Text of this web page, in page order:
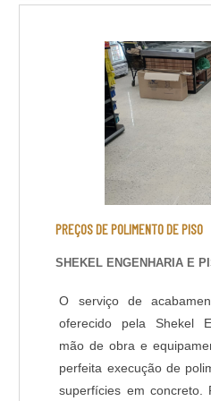
ambientes possa ser
PREÇOS DE POLIMENTO DE PISO
SHEKEL ENGENHARIA E
O serviço de
oferecido pela Shekel
mão de obra e
perfeita execução de
superfícies em concreto. Reforma de Piso com